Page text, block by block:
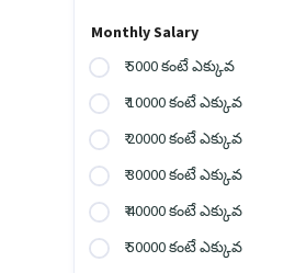
Monthly Salary
₹ 5000 కంటే ఎక్కువ
₹ 10000 కంటే ఎక్కువ
₹ 20000 కంటే ఎక్కువ
₹ 30000 కంటే ఎక్కువ
₹ 40000 కంటే ఎక్కువ
₹ 50000 కంటే ఎక్కువ